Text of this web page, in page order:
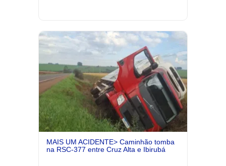
MAIS UM ACIDENTE> Caminhão tomba
na RSC-377 entre Cruz Alta e Ibirubá